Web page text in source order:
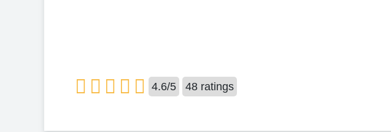
4.6/5 48 ratings